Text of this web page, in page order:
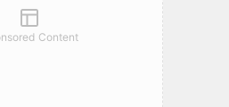
Content